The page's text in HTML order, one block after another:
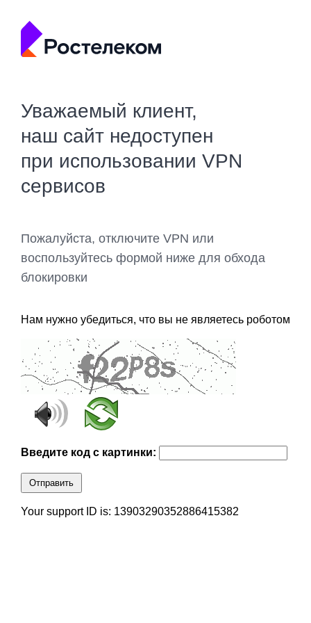
Уважаемый клиент,
наш сайт недоступен
при использовании VPN
сервисов
Пожалуйста, отключите VPN или
воспользуйтесь формой ниже для обхода
блокировки
Нам нужно убедиться, что вы не являетесь роботом
Введите код с картинки:
Отправить
Your support ID is: 13903290352886415382